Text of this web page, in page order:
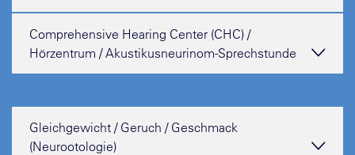
Comprehensive Hearing Center (CHC) /
Hörzentrum / Akustikusneurinom-Sprechstunde
Gleichgewicht / Geruch / Geschmack
(Neurootologie)